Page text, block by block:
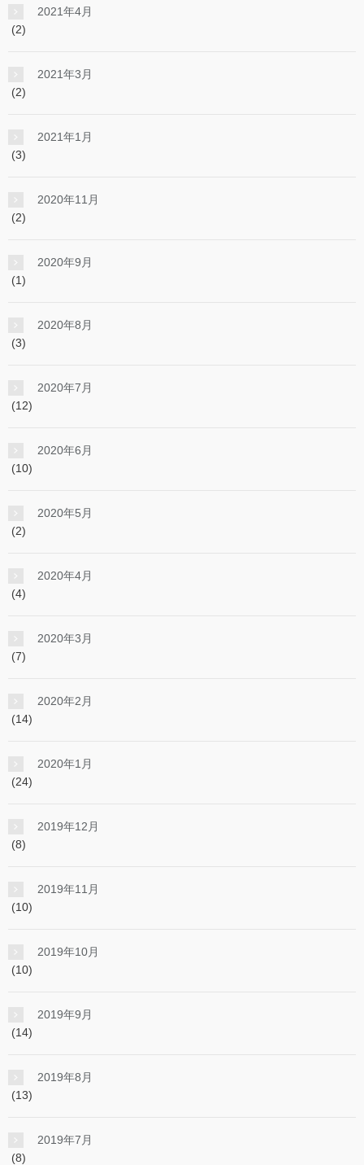
2021年4月
(2)
2021年3月
(2)
2021年1月
(3)
2020年11月
(2)
2020年9月
(1)
2020年8月
(3)
2020年7月
(12)
2020年6月
(10)
2020年5月
(2)
2020年4月
(4)
2020年3月
(7)
2020年2月
(14)
2020年1月
(24)
2019年12月
(8)
2019年11月
(10)
2019年10月
(10)
2019年9月
(14)
2019年8月
(13)
2019年7月
(8)